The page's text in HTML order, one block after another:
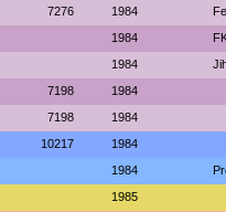
7276 1984
1984
1984
7198 1984
7198 1984
10217 1984
1984
1985